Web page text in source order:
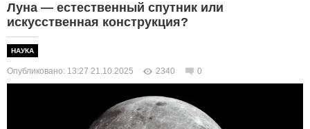
НОВОСТИ
ПОЛИТИКА
ЭКОНОМИКА
Луна — естественный спутник или
искусственная конструкция?
НАУКА
Опубликовано: 13:27 21.10.2025 2340 0